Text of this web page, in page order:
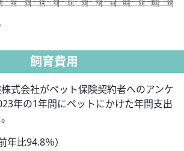
飼育費用
式会社がペット保険契約者へのアンケ
年の1年間にペットにかけた年間支出
比94.8％）